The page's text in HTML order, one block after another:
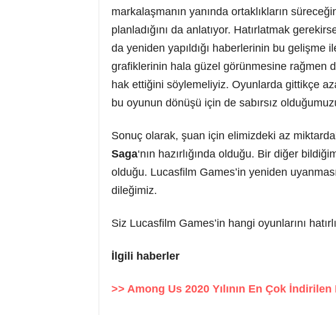
markalaşmanın yanında ortaklıkların
planladığını da anlatıyor. Hatırlatmak
da yeniden yapıldığı haberlerinin bu gelişme
grafiklerinin hala güzel görünmesine rağmen
hak ettiğini söylemeliyiz. Oyunlarda gittikçe
bu oyunun dönüşü için de sabırsız
Sonuç olarak, şuan için elimizdeki az
Saga‘nın hazırlığında olduğu. Bir diğer
olduğu. Lucasfilm Games’in yeniden
dileğimiz.
Siz Lucasfilm Games’in hangi oyunlarını
İlgili haberler
>> Among Us 2020 Yılının En Çok